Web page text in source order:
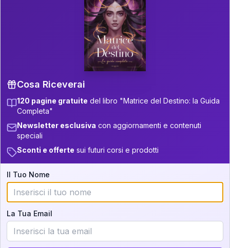
P.S. Interpretazione parziale
gratuita
Scorri più in basso per vedere
un'interpretazione parziale gratuita della tua
Iscriviti alla newsletter per ricevere
aggiornamenti quando sarà disponibile.
Cosa scoprirete nella vostra
interpretazione:
💕 Come rafforzare la vostra unione
Cosa Riceverai
120 pagine gratuite del libro "Matrice del Destino: la Guida
Completa"
Newsletter esclusiva con aggiornamenti e contenuti
speciali
Sconti e offerte sui futuri corsi e prodotti
Il Tuo Nome
La Tua Email